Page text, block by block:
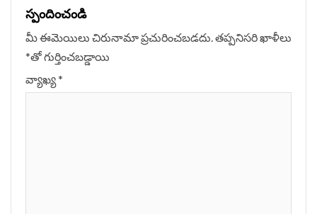
స్పందించండి
మీ ఈమెయిలు చిరునామా ప్రచురించబడదు. తప్పనిసరి ఖాళీలు
*‌తో గుర్తించబడ్డాయి
వ్యాఖ్య*